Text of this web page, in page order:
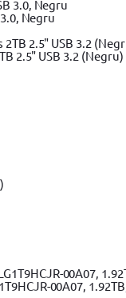
Negru
2.5" USB 3.2 (Negru)
00A07,
YT-
79-215 tip